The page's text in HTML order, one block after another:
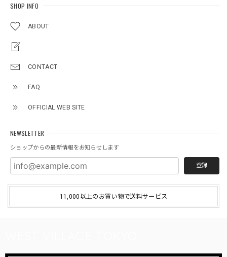
SHOP INFO
ABOUT
CONTACT
FAQ
OFFICIAL WEB SITE
NEWSLETTER
ショップからの最新情報をお知らせします
登録
11,000以上のお買い物で送料サービス